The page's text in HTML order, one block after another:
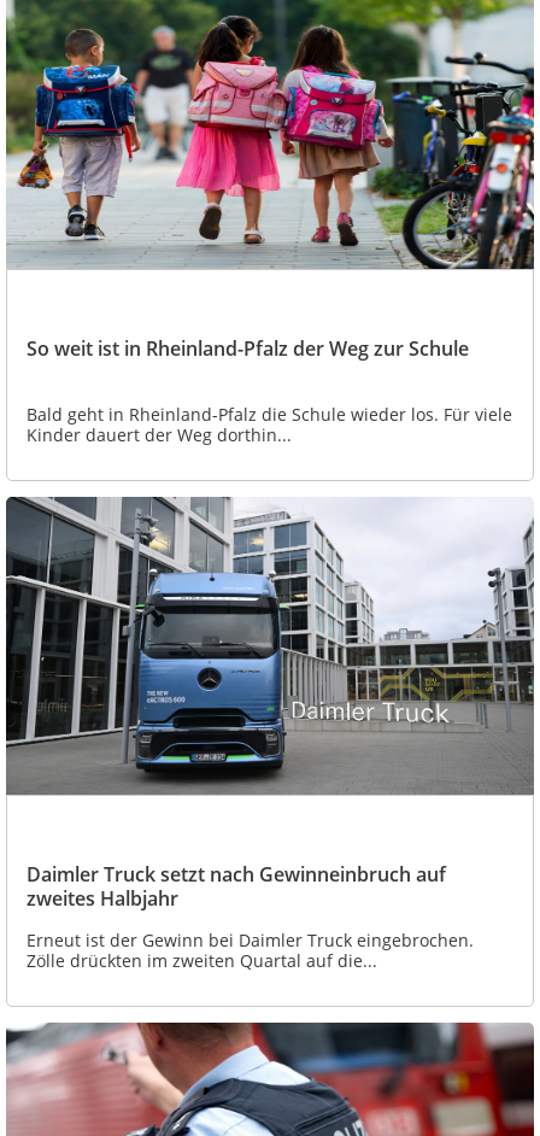
So weit ist in Rheinland-Pfalz der Weg zur Schule
Bald geht in Rheinland-Pfalz die Schule wieder los. Für viele
Kinder dauert der Weg dorthin...
Daimler Truck setzt nach Gewinneinbruch auf
zweites Halbjahr
Erneut ist der Gewinn bei Daimler Truck eingebrochen.
Zölle drückten im zweiten Quartal auf die...